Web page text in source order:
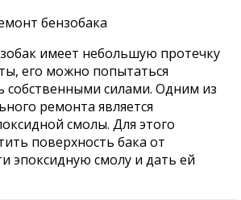
имеет небольшую протечку
его можно попытаться
собственными силами. Одним из
ремонта является
смолы. Для этого
поверхность бака от
эпоксидную смолу и дать ей